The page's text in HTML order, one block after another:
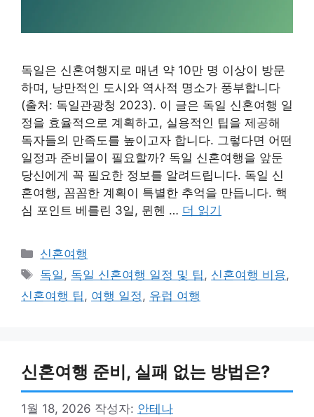
독일은 신혼여행지로 매년 약 10만 명 이상이 방문
하며, 낭만적인 도시와 역사적 명소가 풍부합니다
(출처: 독일관광청 2023). 이 글은 독일 신혼여행 일
정을 효율적으로 계획하고, 실용적인 팁을 제공해
독자들의 만족도를 높이고자 합니다. 그렇다면 어떤
일정과 준비물이 필요할까? 독일 신혼여행을 앞둔
당신에게 꼭 필요한 정보를 알려드립니다. 독일 신
혼여행, 꼼꼼한 계획이 특별한 추억을 만듭니다. 핵
심 포인트 베를린 3일, 뮌헨 … 더 읽기
카
테
고
리
신혼여행
태
그
독일 , 독일 신혼여행 일정 및 팁 , 신혼여행 비용,
신혼여행 팁 , 여행 일정 , 유럽 여행
신혼여행 준비, 실패 없는 방법은?
1월 18, 2026 작성자: 안테나